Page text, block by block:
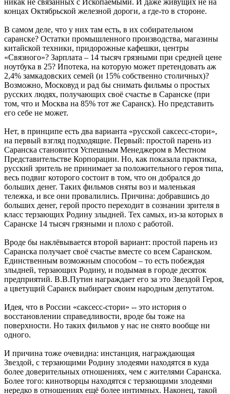
никак не связанных с Ископаемыми. И даже живущих не на
концах Октябрьской железной дороги, а где-то в стороне.
В самом деле, что у них там есть, в их собирательном
саранске? Остатки промышленного производства, магазины
китайской техники, придорожные кафешки, центры
«Связного»? Зарплата – 14 тысяч грязными при средней цене
ноутбука в 25? Ипотека, на которую может претендовать аж
2,4% замкадовских семей (и 15% собственно столичных)?
Возможно, Московуд и рад бы снимать фильмы о простых
русских людях, получающих своё счастье в Саранске (при
том, что и Москва на 85% тот же Саранск). Но представить
его себе не может.
Нет, в принципе есть два варианта «русской саксесс-стори»,
на первый взгляд подходящие. Первый: простой парень из
Саранска становится Успешным Менеджером в Местном
Представительстве Корпорации. Но, как показала практика,
русский зритель не принимает за положительного героя типа,
весь подвиг которого состоит в том, что он добрался до
больших денег. Таких фильмов сняты воз и маленькая
тележка, и все они провалились. Причина: добравшись до
больших денег, герой просто переходит в сознании зрителя в
класс терзающих Родину злыдней. Тех самых, из-за которых в
Саранске 14 тысяч грязными и плохо с работой.
Вроде бы наклёвывается второй вариант: простой парень из
Саранска получает своё счастье вместе со всем Саранском.
Единственным возможным способом – то есть побеждая
злыдней, терзающих Родину, и подымая в городе десяток
предприятий. В.В.Путин награждает его за это Звездой Героя,
а цветущий Саранск выбирает своим народным депутатом.
Идея, что в России «саксесс-стори» -- это история о
восстановлении справедливости, вроде бы тоже на
поверхности. Но таких фильмов у нас не снято вообще ни
одного.
И причина тоже очевидна: инстанция, награждающая
Звездой, с терзающими Родину злодеями находятся в куда
более доверительных отношениях, чем с жителями Саранска.
Более того: кинотворцы находятся с терзающими злодеями
нередко в отношениях ещё более интимных. Наконец, такой